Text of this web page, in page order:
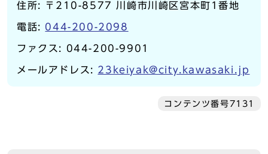
住所: 〒210-8577 川崎市川崎区宮本町1番地
電話: 044-200-2098
ファクス: 044-200-9901
メールアドレス: 23keiyak@city.kawasaki.jp
コンテンツ番号7131